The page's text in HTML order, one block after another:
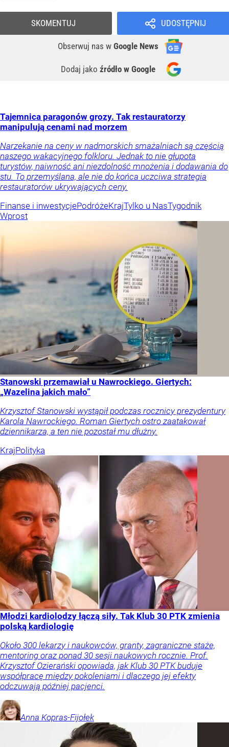
UDOSTĘPNIJ
Obserwuj nas w Google News
Dodaj jako źródło w Google
SKOMENTUJ
Tajemnica paragonów grozy. Tak restauratorzy
manipulują cenami nad morzem
Narzekanie na ceny w nadmorskich smażalniach są częścią
naszego wakacyjnego folkloru. Jednak to nie głupota
turystów, naiwność ani niezdolność mnożenia i dodawania do
stu. To przemyślana, ale nie do końca uczciwa strategia
restauratorów ukrywających ceny.
Finanse i inwestycjePodróżeKrajTylko u NasTygodnik
Wprost
Stanowski przemawiał u Nawrockiego. Giertych:
„Wazelina jakich mało”
Krzysztof Stanowski wystąpił podczas rocznicy prezydentury
Karola Nawrockiego. Roman Giertych ostro zaatakował
dziennikarza, a ten nie pozostał mu dłużny.
KrajPolityka
Młodzi kardiolodzy łączą siły. Tak Klub 30 PTK zmienia
polską kardiologię
Około 300 lekarzy i naukowców, granty, zagraniczne staże,
mentoring oraz ponad 30 sesji naukowych rocznie. Prof.
Krzysztof Ozierański opowiada, jak Klub 30 PTK buduje
współpracę między pokoleniami i dlaczego jej efekty
odczuwają później pacjenci.
Anna Kopras-Fijołek